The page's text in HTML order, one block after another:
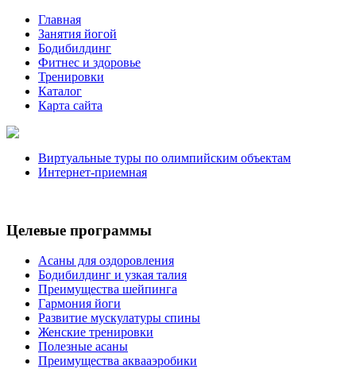
Главная
Занятия йогой
Бодибилдинг
Фитнес и здоровье
Тренировки
Каталог
Карта сайта
Виртуальные туры по олимпийским объектам
Интернет-приемная
Целевые программы
Асаны для оздоровления
Бодибилдинг и узкая талия
Преимущества шейпинга
Гармония йоги
Развитие мускулатуры спины
Женские тренировки
Полезные асаны
Преимущества аквааэробики